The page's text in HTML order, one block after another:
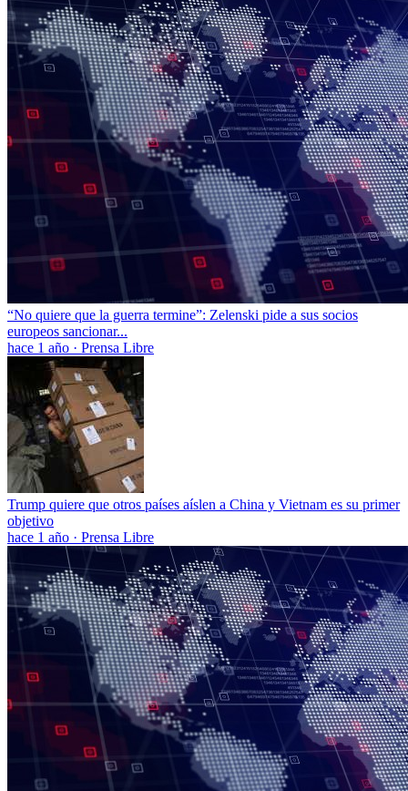
“No quiere que la guerra termine”: Zelenski pide a sus socios
europeos sancionar...
hace 1 año · Prensa Libre
Trump quiere que otros países aíslen a China y Vietnam es su primer
objetivo
hace 1 año · Prensa Libre